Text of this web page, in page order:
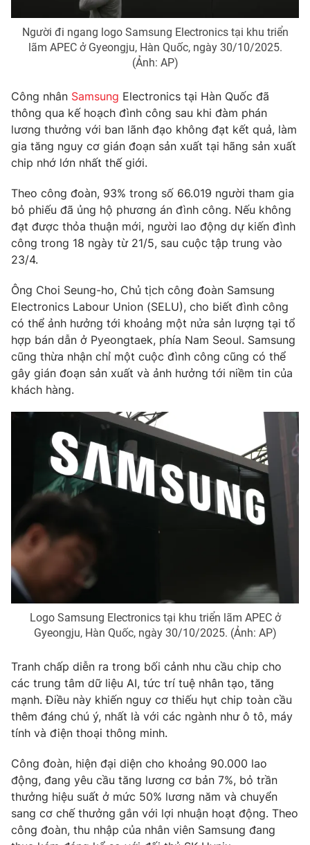
Giải sao mai
Làm đẹp
Chất lượng cuộc sống
Tuyển sinh
Công nghệ
Sản phẩm
Thị trường
Tư vấn
Giao lưu trực tuyến
Lịch phát sóng
Emagazine Podcast
Photo Infographic
Video Shorts video
VTV Money VTV Thể thao
VTV Sức khoẻ Bất động sản
Thị trường 24h Tấm lòng Việt
Vươn mình bằng AI
VTV9 VTV8
Liên hệ tòa soạn English
THỜI BÁO VTV
Theo dõi báo trên
Cơ quan chủ quản:
Đài Truyền hình Việt Nam
Cơ quan báo chí:
Thời báo VTV
cấp ngày 29/12/2023
Tổng Biên tập:Vũ Thanh Thủy
Phó Tổng Biên tập: Nguyễn Thị Mỹ Hạnh, Phạm Quốc Thắng,
Nguyễn Trọng Ninh
Tổng đài VTV:024.38 355 931 - 024.38 355 932
Người đi ngang logo Samsung Electronics tại khu triển
lãm APEC ở Gyeongju, Hàn Quốc, ngày 30/10/2025.
(Ảnh: AP)
Công nhân Samsung Electronics tại Hàn Quốc đã
thông qua kế hoạch đình công sau khi đàm phán
lương thưởng với ban lãnh đạo không đạt kết quả, làm
gia tăng nguy cơ gián đoạn sản xuất tại hãng sản xuất
chip nhớ lớn nhất thế giới.
Theo công đoàn, 93% trong số 66.019 người tham gia
bỏ phiếu đã ủng hộ phương án đình công. Nếu không
đạt được thỏa thuận mới, người lao động dự kiến đình
công trong 18 ngày từ 21/5, sau cuộc tập trung vào
23/4.
Ông Choi Seung-ho, Chủ tịch công đoàn Samsung
Electronics Labour Union (SELU), cho biết đình công
có thể ảnh hưởng tới khoảng một nửa sản lượng tại tổ
hợp bán dẫn ở Pyeongtaek, phía Nam Seoul. Samsung
cũng thừa nhận chỉ một cuộc đình công cũng có thể
gây gián đoạn sản xuất và ảnh hưởng tới niềm tin của
khách hàng.
Logo Samsung Electronics tại khu triển lãm APEC ở
Gyeongju, Hàn Quốc, ngày 30/10/2025. (Ảnh: AP)
Tranh chấp diễn ra trong bối cảnh nhu cầu chip cho
các trung tâm dữ liệu AI, tức trí tuệ nhân tạo, tăng
mạnh. Điều này khiến nguy cơ thiếu hụt chip toàn cầu
thêm đáng chú ý, nhất là với các ngành như ô tô, máy
tính và điện thoại thông minh.
Công đoàn, hiện đại diện cho khoảng 90.000 lao
động, đang yêu cầu tăng lương cơ bản 7%, bỏ trần
thưởng hiệu suất ở mức 50% lương năm và chuyển
sang cơ chế thưởng gắn với lợi nhuận hoạt động. Theo
công đoàn, thu nhập của nhân viên Samsung đang